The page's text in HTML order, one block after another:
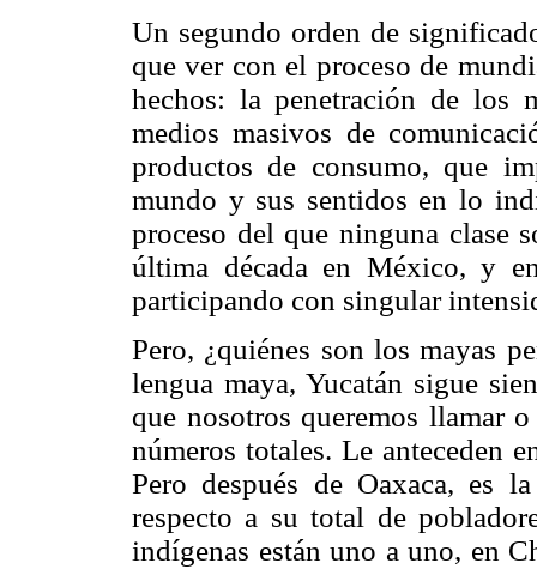
Un segundo orden de
que ver con el proceso de
hechos: la penetración de los
medios masivos de
productos de consumo, que
mundo y sus sentidos en lo
proceso del que ninguna clase
última década en México, y
participando con singular
Pero, ¿quiénes son los mayas
lengua maya, Yucatán sigue
que nosotros queremos llamar
números totales. Le anteceden
Pero después de Oaxaca, es
respecto a su total de
indígenas están uno a uno, en